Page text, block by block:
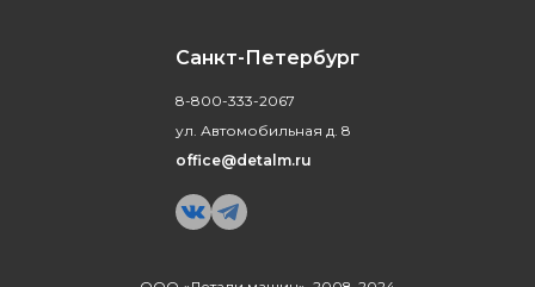
Санкт-Петербург
8-800-333-2067
ул. Автомобильная д. 8
office@detalm.ru